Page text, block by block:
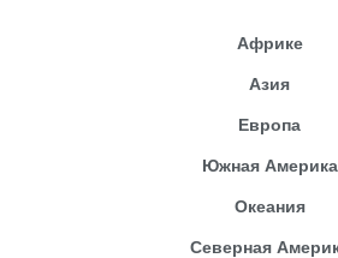
Африке
Азия
Европа
Южная Америка
Океания
Северная